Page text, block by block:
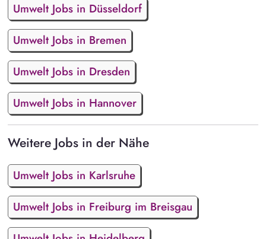
Umwelt Jobs in Düsseldorf
Umwelt Jobs in Bremen
Umwelt Jobs in Dresden
Umwelt Jobs in Hannover
Weitere Jobs in der Nähe
Umwelt Jobs in Karlsruhe
Umwelt Jobs in Freiburg im Breisgau